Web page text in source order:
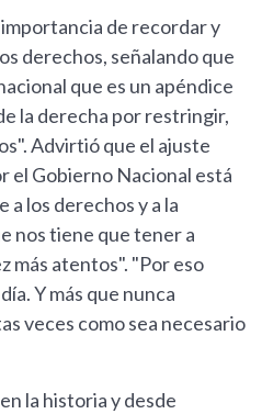
de recordar y
derechos, señalando que
que es un apéndice
la derecha por restringir,
Advirtió que el ajuste
el Gobierno Nacional está
a los derechos y a la
nos tiene que tener a
más atentos". "Por eso
Y más que nunca
veces como sea necesario
la historia y desde